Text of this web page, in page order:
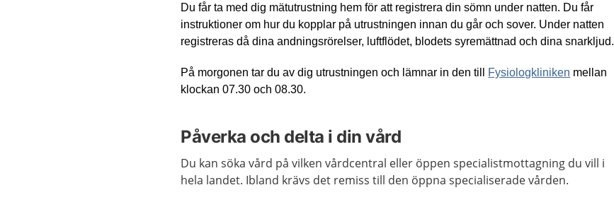
Du får ta med dig mätutrustning hem för att registrera din sömn under natten. Du får
instruktioner om hur du kopplar på utrustningen innan du går och sover. Under natten
registreras då dina andningsrörelser, luftflödet, blodets syremättnad och dina snarkljud.
På morgonen tar du av dig utrustningen och lämnar in den till Fysiologkliniken mellan
klockan 07.30 och 08.30.
Påverka och delta i din vård
Du kan söka vård på vilken vårdcentral eller öppen specialistmottagning du vill i
hela landet. Ibland krävs det remiss till den öppna specialiserade vården.